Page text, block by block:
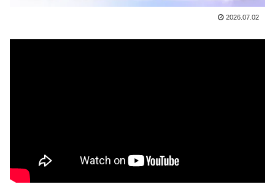
2026.07.02